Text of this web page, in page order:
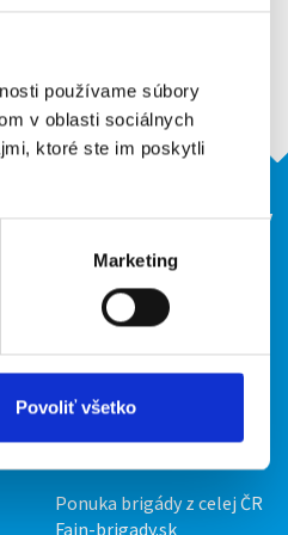
používame súbory
v oblasti sociálnych
ktoré ste im poskytli
Marketing
Povoliť všetko
Pridať do obľúbených
Naše ďalšie projekty
mobilná aplikácia
Fajn Brigády
INwork.cz
Fajn práce
Ponuka brigády z celej ČR
Fajn-brigady.sk